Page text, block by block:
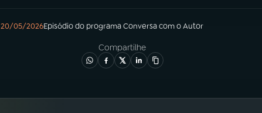
20/05/2026Episódiodo programaConversa com o Autor
Compartilhe